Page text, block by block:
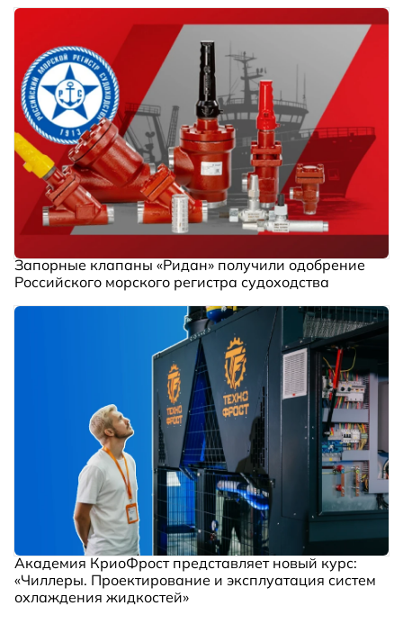
Запорные клапаны «Ридан» получили одобрение
Российского морского регистра судоходства
Академия КриоФрост представляет новый курс:
«Чиллеры. Проектирование и эксплуатация систем
охлаждения жидкостей»